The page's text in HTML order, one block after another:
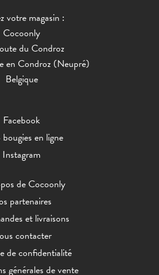
votre magasin :
Cocoonly
du Condroz
en Condroz (Neupré)
Belgique
Facebook
en ligne
Instagram
de Cocoonly
partenaires
et livraisons
contacter
de confidentialité
générales de vente